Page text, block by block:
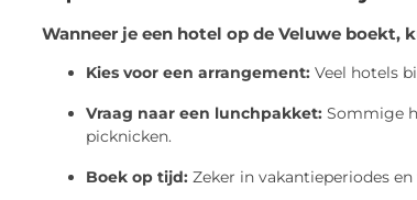
Wanneer je een hotel op de Veluwe
Kies voor een arrangement: Veel hotels
Vraag naar een lunchpakket: Sommige
picknicken.
Boek op tijd: Zeker in vakantieperiodes